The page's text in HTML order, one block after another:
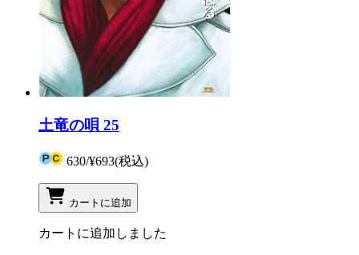
土竜の唄 25
630/¥693(税込)
カートに追加
カートに追加しました